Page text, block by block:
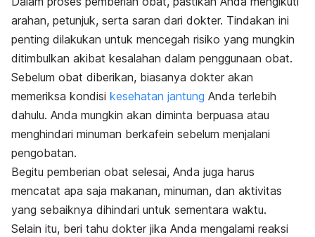
arahan, petunjuk, serta saran dari dokter. Tindakan ini
penting dilakukan untuk mencegah risiko yang mungkin
ditimbulkan akibat kesalahan dalam penggunaan obat.
Sebelum obat diberikan, biasanya dokter akan
memeriksa kondisi kesehatan jantung Anda terlebih
dahulu. Anda mungkin akan diminta berpuasa atau
menghindari minuman berkafein sebelum menjalani
pengobatan.
Begitu pemberian obat selesai, Anda juga harus
mencatat apa saja makanan, minuman, dan aktivitas
yang sebaiknya dihindari untuk sementara waktu.
Selain itu, beri tahu dokter jika Anda mengalami reaksi